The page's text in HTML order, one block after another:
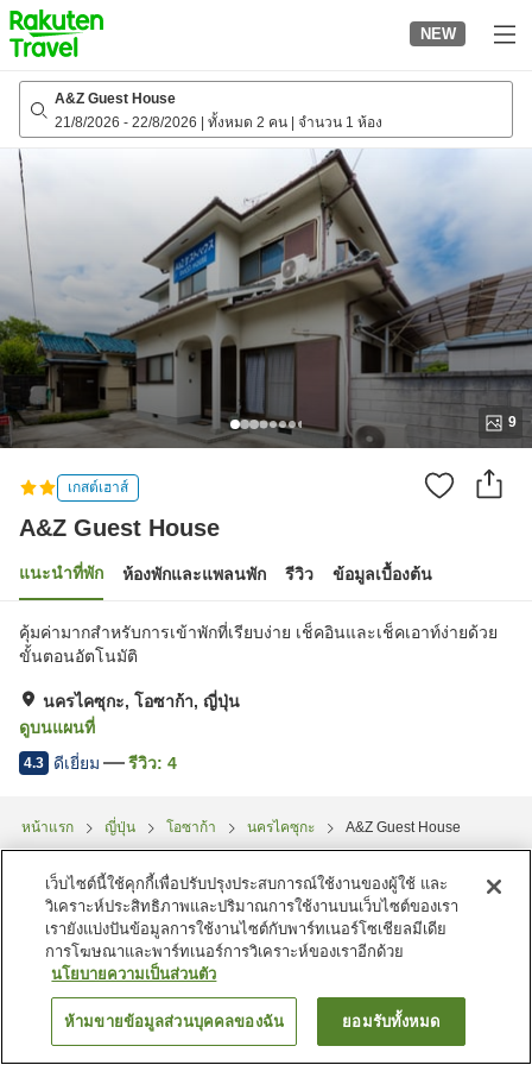
to
top
page
NEW
A&Z Guest House
21/8/2026 - 22/8/2026 ทั้งหมด 2 คน จำนวน 1 ห้อง
9
เกสต์เฮาส์
A&Z Guest House
แนะนำที่พัก ห้องพักและแพลนพัก รีวิว ข้อมูลเบื้องต้น
คุ้มค่ามากสำหรับการเข้าพักที่เรียบง่าย เช็คอินและเช็คเอาท์ง่ายด้วย
ขั้นตอนอัตโนมัติ
นครไคซุกะ, โอซาก้า, ญี่ปุ่น
ดูบนแผนที่
4.3 ดีเยี่ยม รีวิว: 4
หน้าแรก ญี่ปุ่น โอซาก้า นครไคซุกะ A&Z Guest House
ค้นหาห้องพัก
เว็บไซต์นี้ใช้คุกกี้เพื่อปรับปรุงประสบการณ์ใช้งานของผู้ใช้ และ
วิเคราะห์ประสิทธิภาพและปริมาณการใช้งานบนเว็บไซต์ของเรา
เรายังแบ่งปันข้อมูลการใช้งานไซต์กับพาร์ทเนอร์โซเชียลมีเดีย
การโฆษณาและพาร์ทเนอร์การวิเคราะห์ของเราอีกด้วย
นโยบายความเป็นส่วนตัว
ห้ามขายข้อมูลส่วนบุคคลของฉัน ยอมรับทั้งหมด